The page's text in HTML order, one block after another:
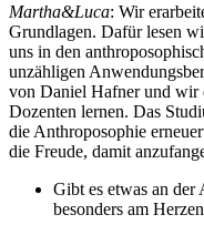
Martha&Luca: Wir
Grundlagen. Dafür lesen
uns in den
unzähligen
von Daniel Hafner und wir
Dozenten lernen. Das
die Anthroposophie
die Freude, damit
Gibt es etwas an der
besonders am